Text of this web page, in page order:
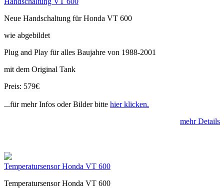
Neue Handschaltung für Honda VT 600
wie abgebildet
Plug and Play für alles Baujahre von 1988-2001
mit dem Original Tank
Preis: 579€
...für mehr Infos oder Bilder bitte hier klicken.
mehr Details
Temperatursensor Honda VT 600
Temperatursensor Honda VT 600